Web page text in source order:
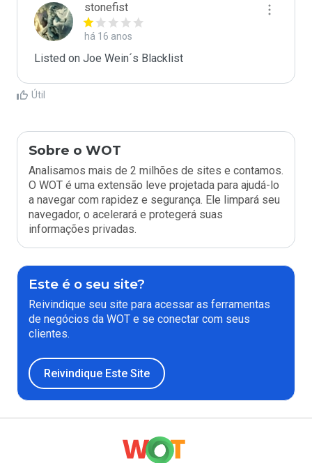
stonefist
há 16 anos
Listed on Joe Wein´s Blacklist
Útil
Sobre o WOT
Analisamos mais de 2 milhões de sites e contamos.
O WOT é uma extensão leve projetada para ajudá-lo
a navegar com rapidez e segurança. Ele limpará seu
navegador, o acelerará e protegerá suas
informações privadas.
Este é o seu site?
Reivindique seu site para acessar as ferramentas
de negócios da WOT e se conectar com seus
clientes.
Reivindique Este Site